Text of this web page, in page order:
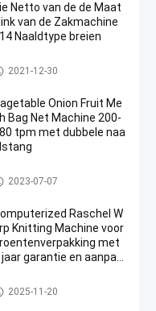
Netto van de de Maat
van de Zakmachine
Naaldtype breien
Zakmachine
2021-12-30
Onion Fruit Me
Bag Net Machine 200-
tpm met dubbele naa
Zakmachine
2023-07-07
Raschel W
Knitting Machine voor
met
jaar garantie en aanpas
Zakmachine
2025-11-20